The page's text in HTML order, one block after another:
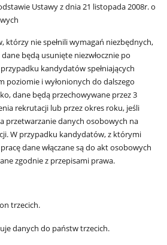
Ustawy z dnia 21 listopada 2008r. o
którzy nie spełnili wymagań niezbędnych,
będą usunięte niezwłocznie po
kandydatów spełniających
poziomie i wyłonionych do dalszego
dane będą przechowywane przez 3
rekrutacji lub przez okres roku, jeśli
przetwarzanie danych osobowych na
W przypadku kandydatów, z którymi
dane włączane są do akt osobowych
zgodnie z przepisami prawa.
trzecich.
danych do państw trzecich.